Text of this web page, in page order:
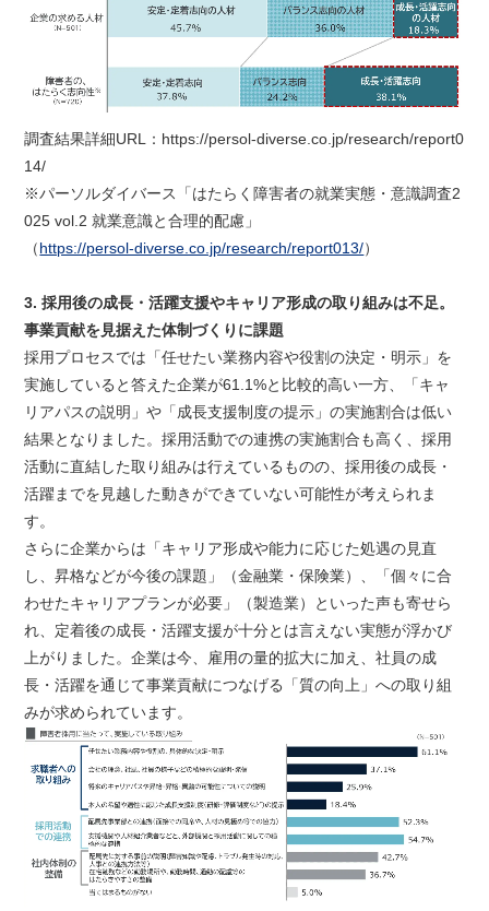
調査結果詳細URL：https://persol-diverse.co.jp/research/report0
14/
※パーソルダイバース「はたらく障害者の就業実態・意識調査2
025 vol.2 就業意識と合理的配慮」
（https://persol-diverse.co.jp/research/report013/）
3. 採用後の成長・活躍支援やキャリア形成の取り組みは不足。
事業貢献を見据えた体制づくりに課題
採用プロセスでは「任せたい業務内容や役割の決定・明示」を
実施していると答えた企業が61.1%と比較的高い一方、「キャ
リアパスの説明」や「成長支援制度の提示」の実施割合は低い
結果となりました。採用活動での連携の実施割合も高く、採用
活動に直結した取り組みは行えているものの、採用後の成長・
活躍までを見越した動きができていない可能性が考えられま
す。
さらに企業からは「キャリア形成や能力に応じた処遇の見直
し、昇格などが今後の課題」（金融業・保険業）、「個々に合
わせたキャリアプランが必要」（製造業）といった声も寄せら
れ、定着後の成長・活躍支援が十分とは言えない実態が浮かび
上がりました。企業は今、雇用の量的拡大に加え、社員の成
長・活躍を通じて事業貢献につなげる「質の向上」への取り組
みが求められています。